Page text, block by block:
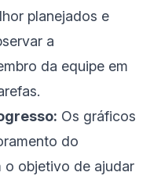
planejados e
a
da equipe em
Os gráficos
do
o objetivo de ajudar